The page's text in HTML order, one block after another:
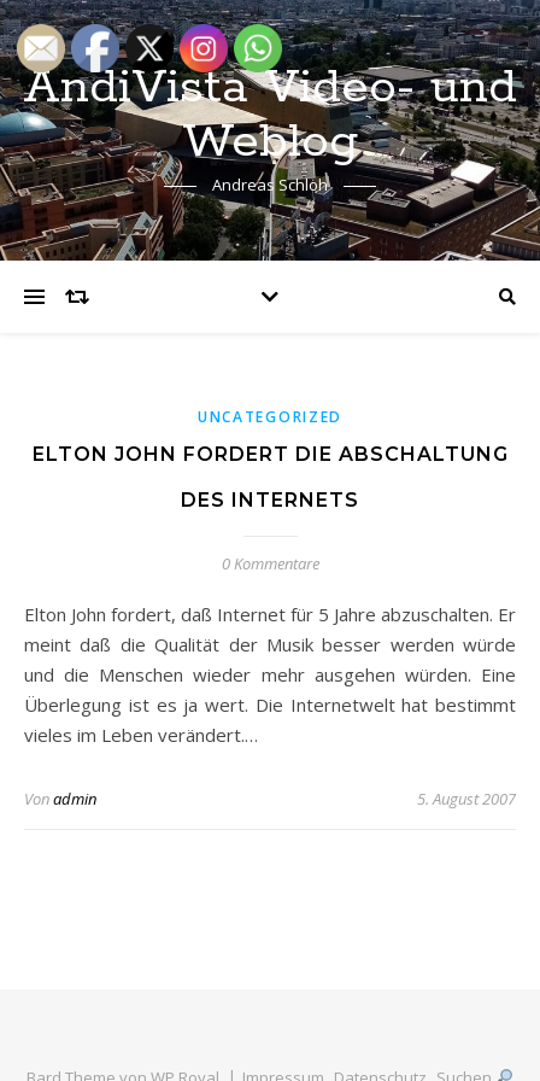
AndiVista Video- und
Weblog
Andreas Schloh
UNCATEGORIZED
ELTON JOHN FORDERT DIE ABSCHALTUNG
DES INTERNETS
0 Kommentare
Elton John fordert, daß Internet für 5 Jahre abzuschalten. Er
meint daß die Qualität der Musik besser werden würde
und die Menschen wieder mehr ausgehen würden. Eine
Überlegung ist es ja wert. Die Internetwelt hat bestimmt
vieles im Leben verändert.…
Vonadmin 5. August 2007